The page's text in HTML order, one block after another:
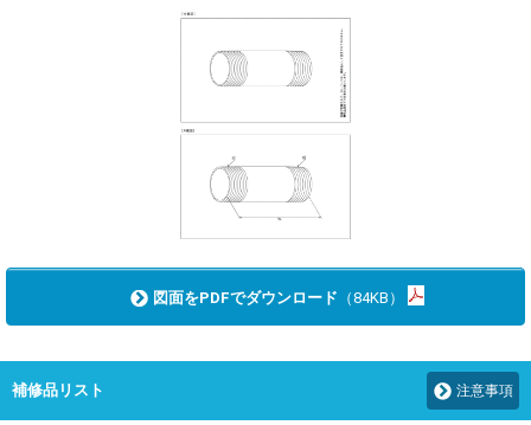
図面をPDFでダウンロード （84KB）
補修品リスト 注意事項